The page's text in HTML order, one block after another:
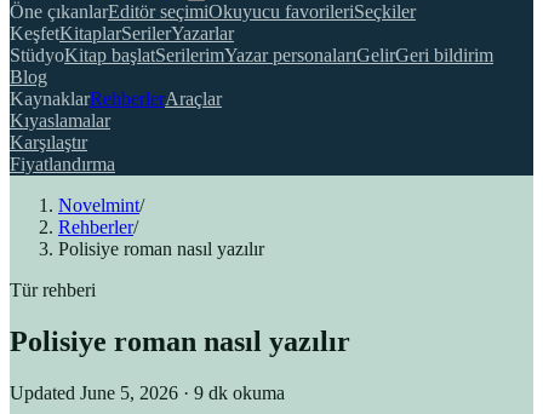
Öne çıkanlarEditör seçimiOkuyucu favorileriSeçkiler
KeşfetKitaplarSerilerYazarlar
StüdyoKitap başlatSerilerimYazar personalarıGelirGeri bildirim
Blog
KaynaklarRehberlerAraçlar
Kıyaslamalar
Karşılaştır
Fiyatlandırma
Novelmint/
Rehberler/
Polisiye roman nasıl yazılır
Tür rehberi
Polisiye roman nasıl yazılır
Updated June 5, 2026 · 9 dk okuma